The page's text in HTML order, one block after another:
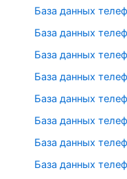
База данных
База данных
База данных
База данных
База данных
База данных
База данных
База данных